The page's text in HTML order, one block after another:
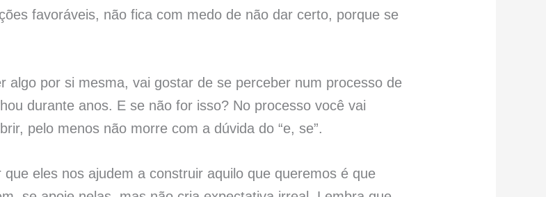
favoráveis, não fica com medo de não dar certo, porque se
algo por si mesma, vai gostar de se perceber num processo de
durante anos. E se não for isso? No processo você vai
pelo menos não morre com a dúvida do “e, se”.
eles nos ajudem a construir aquilo que queremos é que